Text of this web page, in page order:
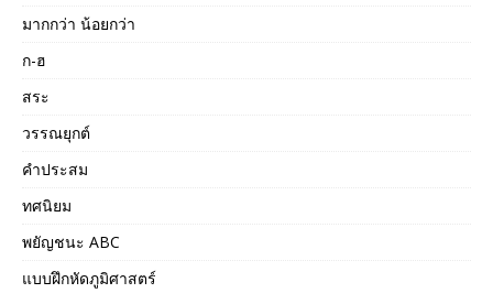
มากกว่า น้อยกว่า
ก-ฮ
สระ
วรรณยุกต์
คำประสม
ทศนิยม
พยัญชนะ ABC
แบบฝึกหัดภูมิศาสตร์